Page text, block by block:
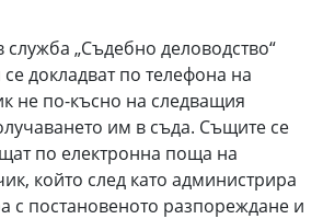
служба „Съдебно деловодство“
докладват по телефона на
не по-късно на следващия
им в съда. Същите се
по електронна поща на
който след като администрира
с постановеното разпореждане и